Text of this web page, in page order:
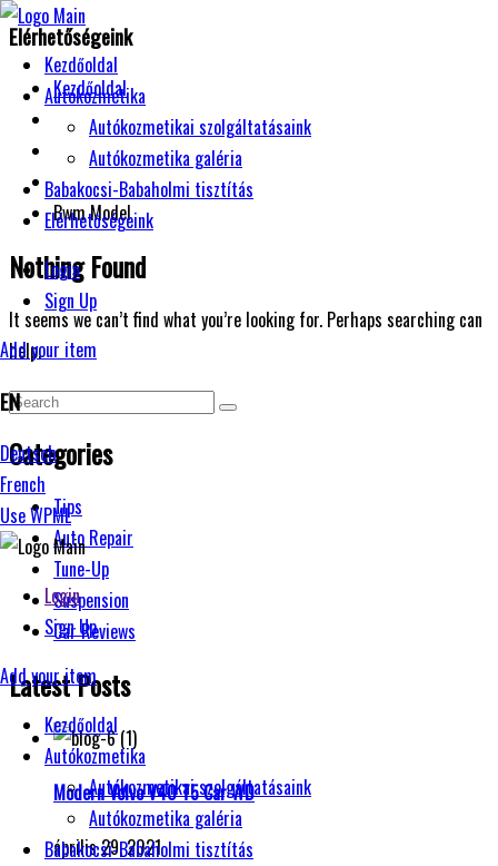
Kezdőoldal
Autókozmetika
Autókozmetikai szolgáltatásaink
Autókozmetika galéria
Babakocsi-Babaholmi tisztítás
Elérhetőségeink
Login
Sign Up
Add your item
EN
Deutsch
French
Use WPML
Login
Sign Up
Add your item
Kezdőoldal
Autókozmetika
Autókozmetikai szolgáltatásaink
Autókozmetika galéria
Babakocsi-Babaholmi tisztítás
Elérhetőségeink
Kezdőoldal
Bwm Model
Nothing Found
It seems we can’t find what you’re looking for. Perhaps searching can
help.
Categories
Tips
Auto Repair
Tune-Up
Suspension
Car Reviews
Latest Posts
Modern Volvo V40 T5 Car WD
április 29, 2021